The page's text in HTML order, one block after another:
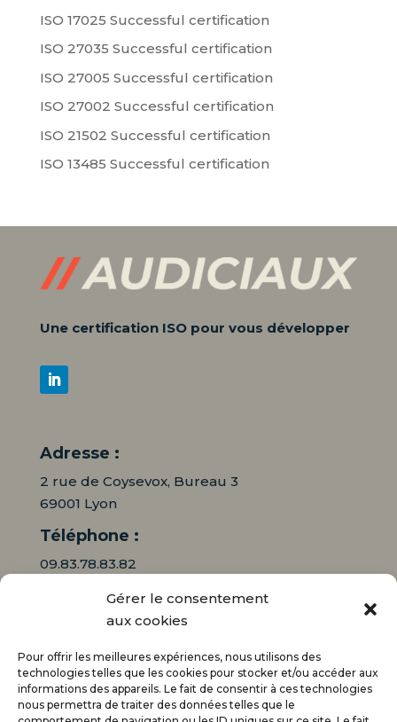
Gérer le consentement
aux cookies
Pour offrir les meilleures expériences, nous utilisons des
technologies telles que les cookies pour stocker et/ou accéder aux
informations des appareils. Le fait de consentir à ces technologies
nous permettra de traiter des données telles que le
ISO 17025 Successful certification
ISO 27035 Successful certification
ISO 27005 Successful certification
ISO 27002 Successful certification
ISO 21502 Successful certification
ISO 13485 Successful certification
Une certification ISO pour vous développer
Adresse :
2 rue de Coysevox, Bureau 3
69001 Lyon
Téléphone :
09.83.78.83.82
06.16.95.71.64
contact@audiciaux.fr